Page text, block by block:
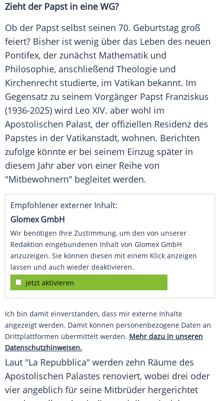
Zieht der Papstin eine WG?
Ob der Papst selbst seinen 70. Geburtstag groß
feiert? Bisher ist wenig über das Leben des neuen
Pontifex, der zunächst Mathematik und
Philosophie, anschließend Theologie und
Kirchenrecht studierte, im Vatikan bekannt. Im
Gegensatz zu seinem Vorgänger Papst Franziskus
(1936-2025) wird Leo XIV. aber wohl im
Apostolischen Palast, der offiziellen Residenz des
Papstes in der Vatikanstadt, wohnen. Berichten
zufolge könnte er bei seinem Einzug später in
diesem Jahr aber von einer Reihe von
"Mitbewohnern" begleitet werden.
Empfohlener externer Inhalt:
Glomex GmbH
Wir benötigen Ihre Zustimmung, um den von unserer
Redaktion eingebundenen Inhalt von Glomex GmbH
anzuzeigen. Sie können diesen mit einem Klick anzeigen
lassen und auch wieder deaktivieren.
jetzt aktivieren
Ich bin damit einverstanden, dass mir externe Inhalte
angezeigt werden. Damit können personenbezogene Daten an
Drittplattformen übermittelt werden. Mehr dazu in unseren
Datenschutzhinweisen.
Laut "La Repubblica" werden zehn Räume des
Apostolischen Palastes renoviert, wobei drei oder
vier angeblich für seine Mitbrüder hergerichtet